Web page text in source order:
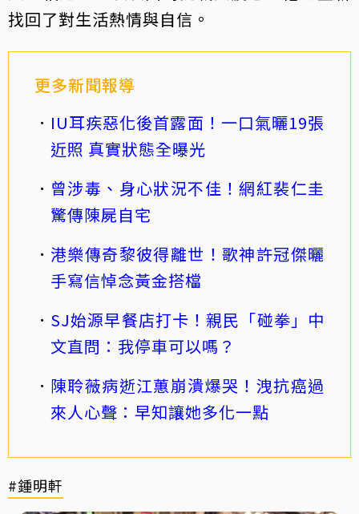
找回了對生活熱情與自信。
更多新聞報導
IU耳疾惡化後首露面！一口氣曬19張
近照 真實狀態全曝光
曾涉毒、身心狀況不佳！網紅裴仁圭
驚傳陳屍自宅
港樂傳奇黎彼得離世！歌神許冠傑曬
手寫信悼念黃金搭檔
SJ始源早餐店打卡！親民「碰拳」中
文直問：我停車可以嗎？
陳聆薇病逝江蕙崩潰爆哭！洩抗癌過
來人心聲：早知讓她多化一點
#鍾明軒